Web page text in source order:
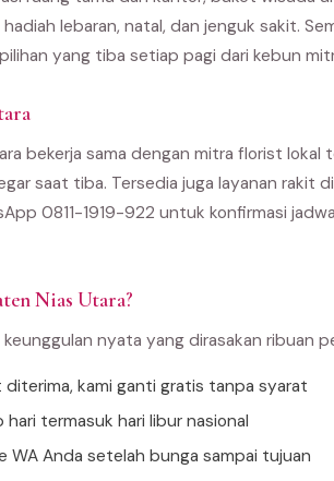
lebaran, natal, dan jenguk sakit.
yang tiba setiap pagi dari kebun
bekerja sama dengan mitra florist lokal
saat tiba. Tersedia juga layanan rakit
0811-1919-922 untuk konfirmasi
Nias Utara?
nyata yang dirasakan ribuan
kami ganti gratis tanpa syarat
termasuk hari libur nasional
WA Anda setelah bunga sampai tujuan